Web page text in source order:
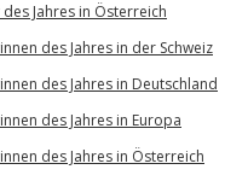
Jahres in Österreich
des Jahres in der Schweiz
des Jahres in Deutschland
des Jahres in Europa
des Jahres in Österreich